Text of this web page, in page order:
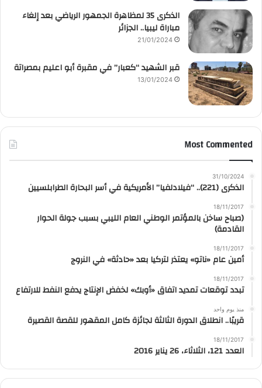
الذكرى 35 لمظاهرة الجمهور الرياضي بعد إلغاء
مباراة ليبيا.. الجزائر
21/01/2024
قبر الشهيد “كعبار” في مقبرة أبو اعليم بمصراتة
13/01/2024
Most Commented
31/10/2024
الذكرى (221).. “فيلادلفيا” الأمريكية في أسر البحارة الطرابلسيين
18/11/2017
(صباح ساخن بالمؤتمر الوطني العام الليبي بسبب جولة الحوار
القادمة)
18/11/2017
أمين عام «ناتو» يعتذر لتركيا بعد «حادثة» في النروج
18/11/2017
تبدد توقعات تمديد اتفاق «أوبك» لخفض الإنتاج يدفع النفط للارتفاع
منذ يوم واحد
قريبًا.. انطلاق الدورة الثالثة لجائزة كامل المقهور للقصة القصيرة
18/11/2017
العدد 121، الثلاثاء، 26 يناير 2016